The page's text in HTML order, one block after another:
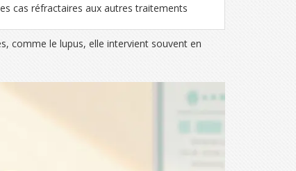
cas réfractaires aux autres traitements
comme le lupus, elle intervient souvent en